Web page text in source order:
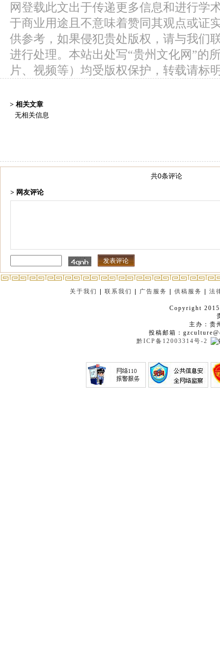
网登载此文出于传递更多信息和进行学
于商业用途且不意味着赞同其观点或证
供参考，如果侵犯贵处版权，请与我们
进行处理。本站出处写“贵州文化网”的
片、视频等）均受版权保护，转载请标
> 相关文章
无相关信息
共0条评论
> 网友评论
关于我们 |联系我们 广告服务 |供稿服务 |法
Copyright
主办：贵
投稿邮箱：
黔ICP备12003314号-2